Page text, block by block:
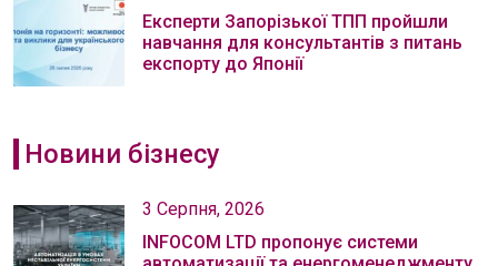
Експерти Запорізької ТПП пройшли
навчання для консультантів з питань
експорту до Японії
Новини бізнесу
3 Серпня, 2026
INFOCOM LTD пропонує системи